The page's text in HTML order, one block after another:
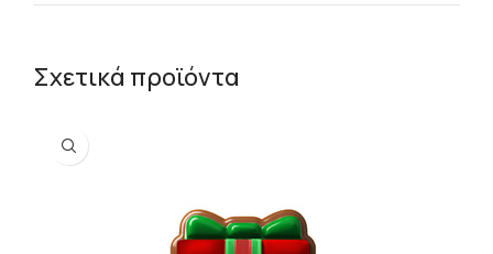
Σχετικά προϊόντα